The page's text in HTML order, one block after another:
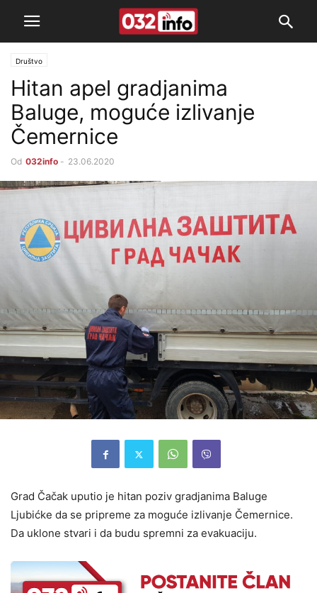
Društvo
Hitan apel gradjanima
Baluge, moguće izlivanje
Čemernice
Od 032info - 23.06.2020
Grad Čačak uputio je hitan poziv gradjanima Baluge
Ljubićke da se pripreme za moguće izlivanje Čemernice.
Da uklone stvari i da budu spremni za evakuaciju.